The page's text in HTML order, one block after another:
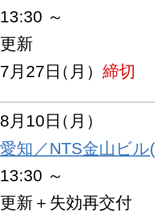
13:30 ～
更新
7月27日（月） 締切
8月10日（月）
愛知／NTS金山ビ
13:30 ～
更新＋失効再交付